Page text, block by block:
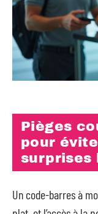
Pièges
pour
surprises
Un code-barres à